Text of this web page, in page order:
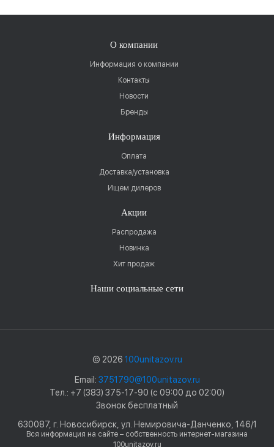
О компании
Информация о компании
Контакты
Новости
Бренды
Информация
Оплата
Доставка/установка
Ищем дилеров
Акции
Распродажа
Новинка
Хит продаж
Наши социальные сети
© 2026 100unitazov.ru
Email: 3751790@100unitazov.ru
Тел.: +7 (383) 375-17-90 (с 09:00 до 02:00)
Звонок бесплатный
630087, г. Новосибирск, ул. Немировича-Данченко, 146/1
Вся информация на сайте – собственность интернет-магазина
100unitazov.ru